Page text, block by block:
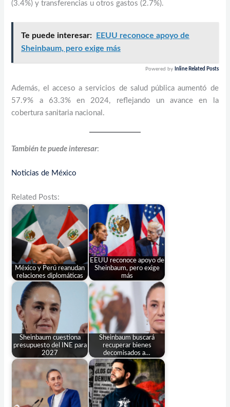
(3.4%) y transferencias u otros gastos (2.7%).
Te puede interesar:
EEUU reconoce apoyo de
Sheinbaum, pero exige más
Powered by Inline Related Posts
Además, el acceso a servicios de salud pública aumentó de
57.9% a 63.3% en 2024, reflejando un avance en la
cobertura sanitaria nacional.
También te puede interesar:
Noticias de México
Related Posts:
México y Perú reanudan
relaciones diplomáticas
EEUU reconoce apoyo de
Sheinbaum, pero exige
más
Sheinbaum cuestiona
presupuesto del INE para
2027
Sheinbaum buscará
recuperar bienes
decomisados a…